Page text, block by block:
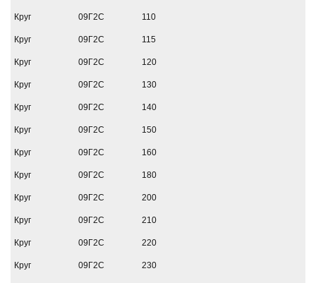
Круг 09Г2С 110
Круг 09Г2С 115
Круг 09Г2С 120
Круг 09Г2С 130
Круг 09Г2С 140
Круг 09Г2С 150
Круг 09Г2С 160
Круг 09Г2С 180
Круг 09Г2С 200
Круг 09Г2С 210
Круг 09Г2С 220
Круг 09Г2С 230